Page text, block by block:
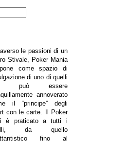
le passioni di un
Stivale, Poker Mania
come spazio di
di uno di quelli
può essere
annoverato
il “principe” degli
con le carte. Il Poker
è praticato a tutti i
da quello
fino al